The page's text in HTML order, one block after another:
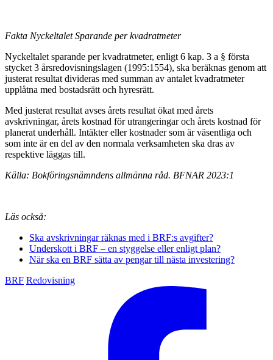
Fakta Nyckeltalet Sparande per kvadratmeter
Nyckeltalet sparande per kvadratmeter, enligt 6 kap. 3 a § första
stycket 3 årsredovisningslagen (1995:1554), ska beräknas genom att
justerat resultat divideras med summan av antalet kvadratmeter
upplåtna med bostadsrätt och hyresrätt.
Med justerat resultat avses årets resultat ökat med årets
avskrivningar, årets kostnad för utrangeringar och årets kostnad för
planerat underhåll. Intäkter eller kostnader som är väsentliga och
som inte är en del av den normala verksamheten ska dras av
respektive läggas till.
Källa: Bokföringsnämndens allmänna råd. BFNAR 2023:1
Läs också:
Ska avskrivningar räknas med i BRF:s avgifter?
Underskott i BRF – en styggelse eller enligt plan?
När ska en BRF sätta av pengar till nästa investering?
BRF Redovisning